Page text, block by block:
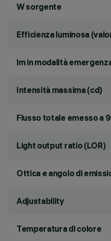
W sorgente
Efficienza luminosa
lm in modalità
Intensità massima (cd)
Flusso totale emesso a
Light output ratio (LOR)
Ottica e angolo di
Adjustability
Temperatura di colore